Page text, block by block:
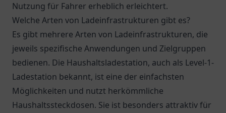
Nutzung für Fahrer erheblich erleichtert.
Welche Arten von Ladeinfrastrukturen gibt es?
Es gibt mehrere Arten von Ladeinfrastrukturen, die
jeweils spezifische Anwendungen und Zielgruppen
bedienen. Die Haushaltsladestation, auch als Level-1-
Ladestation bekannt, ist eine der einfachsten
Möglichkeiten und nutzt herkömmliche
Haushaltssteckdosen. Sie ist besonders attraktiv für